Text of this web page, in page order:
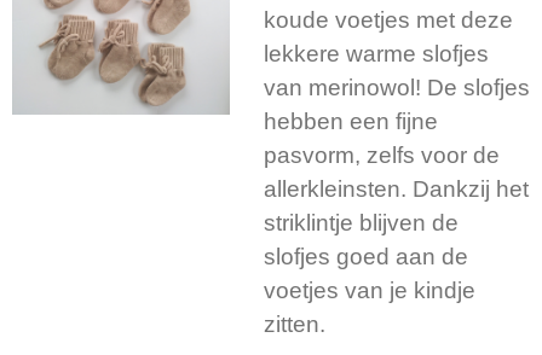
koude voetjes met deze
lekkere warme slofjes
van merinowol! De slofjes
hebben een fijne
pasvorm, zelfs voor de
allerkleinsten. Dankzij het
striklintje blijven de
slofjes goed aan de
voetjes van je kindje
zitten.